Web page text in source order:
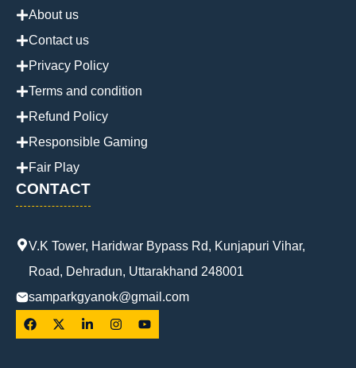
About us
Contact us
Privacy Policy
Terms and condition
Refund Policy
Responsible Gaming
Fair Play
CONTACT
V.K Tower, Haridwar Bypass Rd, Kunjapuri Vihar,
Road, Dehradun, Uttarakhand 248001
samparkgyanok@gmail.com